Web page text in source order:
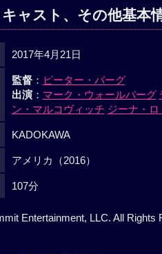
ャスト、その他基本
2017年4月21日
監督： ピーター・バーグ
出演： マーク・ウォールバーグ
ン・マルコヴィッチ ジーナ・ロ
KADOKAWA
アメリカ（2016）
107分
Entertainment, LLC. All Rights